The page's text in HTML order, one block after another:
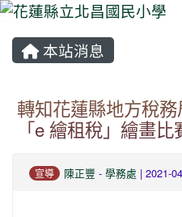
本站消息
轉知花蓮縣地方稅
「e 繪租稅」繪畫比
宣導 陳正豐 - 學務處 | 2021-